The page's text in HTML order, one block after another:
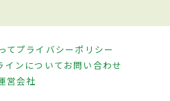
てプライバシーポリシー
インについてお問い合わせ
営会社